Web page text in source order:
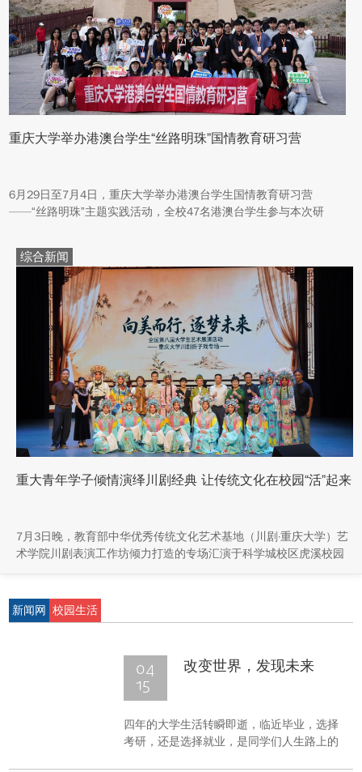
重庆大学举办港澳台学生“丝路明珠”国情教育研习营
6月29日至7月4日，重庆大学举办港澳台学生国情教育研习营
——“丝路明珠”主题实践活动，全校47名港澳台学生参与本次研
多地实地走访，深入了解国家在丝路文明传承、世界文化遗产保
护、西北地质生态治理等方面的建设成就与发展路径。
综合新闻
重大青年学子倾情演绎川剧经典 让传统文化在校园“活”起来
7月3日晚，教育部中华优秀传统文化艺术基地（川剧·重庆大学）艺
术学院川剧表演工作坊倾力打造的专场汇演于科学城校区虎溪校园
新闻网
校园生活
04
15
改变世界，发现未来
四年的大学生活转瞬即逝，临近毕业，选择
考研，还是选择就业，是同学们人生路上的